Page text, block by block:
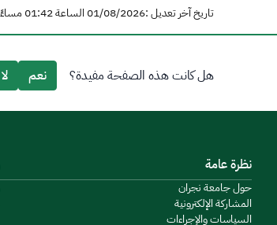
تاريخ آخر تعديل :01/08/2026 الساعة 01:42 مساءً
هل كانت هذه الصفحة مفيدة؟ نعم لا
نظرة عامة
حول جامعة نجران
المشاركة الإلكترونية
السياسات والإجراءات